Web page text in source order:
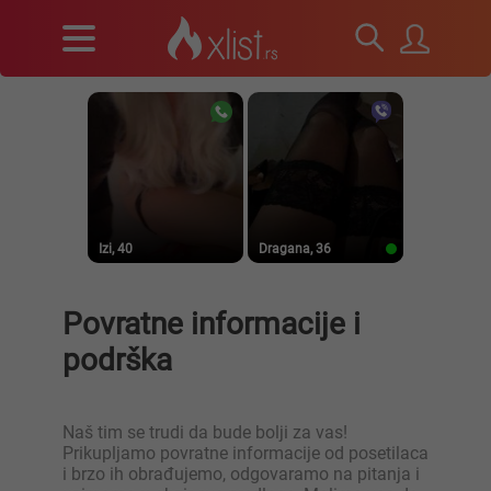
Izi, 40 Dragana, 36
Povratne informacije i
podrška
Naš tim se trudi da bude bolji za vas!
Prikupljamo povratne informacije od posetilaca
i brzo ih obrađujemo, odgovaramo na pitanja i